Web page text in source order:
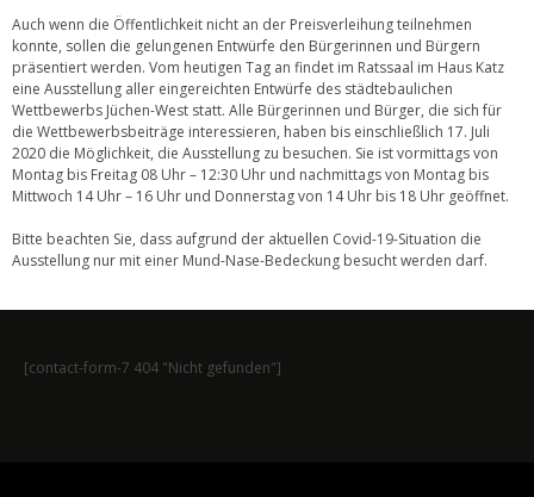
Auch wenn die Öffentlichkeit nicht an der Preisverleihung teilnehmen
konnte, sollen die gelungenen Entwürfe den Bürgerinnen und Bürgern
präsentiert werden. Vom heutigen Tag an findet im Ratssaal im Haus Katz
eine Ausstellung aller eingereichten Entwürfe des städtebaulichen
Wettbewerbs Jüchen-West statt. Alle Bürgerinnen und Bürger, die sich für
die Wettbewerbsbeiträge interessieren, haben bis einschließlich 17. Juli
2020 die Möglichkeit, die Ausstellung zu besuchen. Sie ist vormittags von
Montag bis Freitag 08 Uhr – 12:30 Uhr und nachmittags von Montag bis
Mittwoch 14 Uhr – 16 Uhr und Donnerstag von 14 Uhr bis 18 Uhr geöffnet.
Bitte beachten Sie, dass aufgrund der aktuellen Covid-19-Situation die
Ausstellung nur mit einer Mund-Nase-Bedeckung besucht werden darf.
[contact-form-7 404 "Nicht gefunden"]